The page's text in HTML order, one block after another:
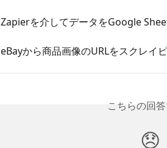
Zapierを介してデータをGoogle
eBayから商品画像のURLをスクレイ
こちらの回
😞